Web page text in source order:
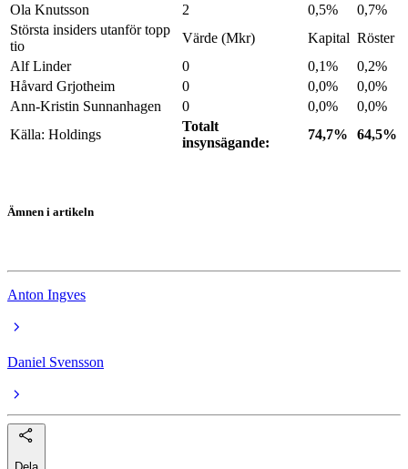
Ola Knutsson
2 0,5%
0,7%
Största insiders utanför topp
tio
Värde (Mkr) Kapital Röster
Alf Linder
0 0,1%
0,2%
Håvard Grjotheim
0 0,0%
0,0%
Ann-Kristin Sunnanhagen
0 0,0%
0,0%
Källa: Holdings
Totalt
insynsägande:
74,7% 64,5%
Ämnen i artikeln
Anton Ingves
Daniel Svensson